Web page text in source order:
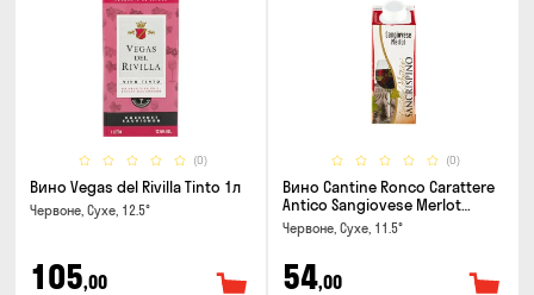
(0)
Вино Vegas del Rivilla Tinto 1л
Червоне, Сухе, 12.5°
105,00
(0)
Вино Cantine Ronco Carattere
Antico Sangiovese Merlot
Rubicone IGT 0.25л
Червоне, Сухе, 11.5°
54,00